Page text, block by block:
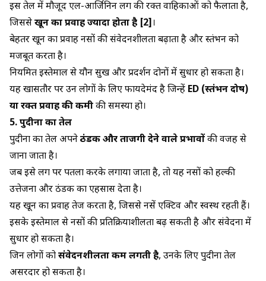
इस तेल में मौजूद एल-आर्जिनिन लिंग की रक्त वाहिकाओं को फैलाता है,
जिससेखून का प्रवाह ज्यादा होता है [2] ।
बेहतर खून का प्रवाह नसों की संवेदनशीलता बढ़ाता है और स्तंभन को
मजबूत करता है।
नियमित इस्तेमाल से यौन सुख और प्रदर्शन दोनों में सुधार हो सकता है।
यह खासतौर पर उन लोगों के लिए फायदेमंद है जिन्हें ED (स्तंभन दोष)
या रक्त प्रवाह की कमीकी समस्या हो।
5. पुदीना का तेल
पुदीना का तेल अपनेठंडक और ताजगी देने वाले प्रभावोंकी वजह से
जाना जाता है।
जब इसे लिंग पर पतला करके लगाया जाता है, तो यह नसों को हल्की
उत्तेजना और ठंडक का एहसास देता है।
यह खून का प्रवाह तेज करता है, जिससे नसें एक्टिव और स्वस्थ रहती हैं।
इसके इस्तेमाल से नसों की प्रतिक्रियाशीलता बढ़ सकती है और संवेदना में
सुधार हो सकता है।
जिन लोगों कोसंवेदनशीलता कम लगती है, उनके लिए पुदीना तेल
असरदार हो सकता है।